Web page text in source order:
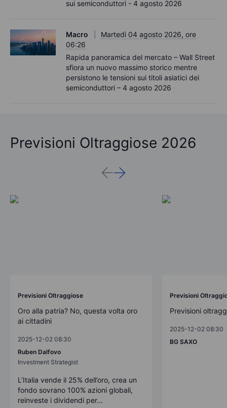
sui semiconduttori - 4 agosto 2026
Macro
Martedì 04 agosto 2026, ore
06:26
Rapida panoramica del mercato – Wall Street
sfiora un nuovo massimo storico mentre
persistono le tensioni sui titoli asiatici dei
semiconduttori – 4 agosto 2026
Previsioni Oltraggiose 2026
Previsioni Oltraggiose
Oro alla patria? No, questa volta oro
ai cittadini
2025-12-02 08:30
Ruben Dalfovo
Investment Strategist
L’Italia vende il 25% dell’oro, crea un
fondo sovrano 100% azioni globali,
reinveste i dividendi per...
Previsioni
Previsioni
2025-12-02 08:30
BG SAXO